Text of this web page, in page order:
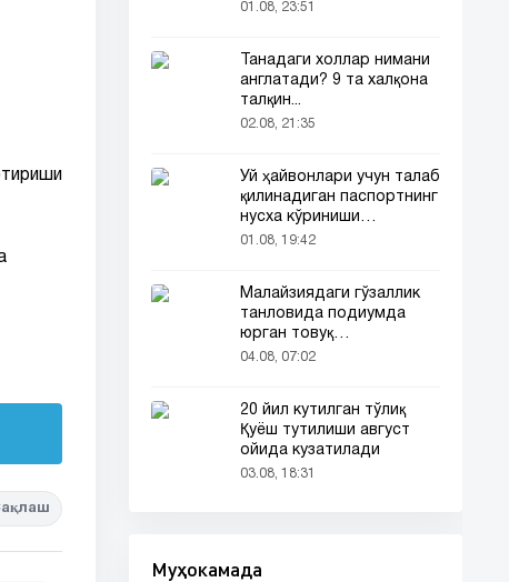
01.08, 23:51
Танадаги холлар нимани
англатади? 9 та халқона
талқин...
02.08, 21:35
Уй ҳайвонлари учун талаб
қилинадиган паспортнинг
нусха кўриниши
тармоқларда тарқалди
01.08, 19:42
Малайзиядаги гўзаллик
танловида подиумда
юрган товуқ
томошабинлар
04.08, 07:02
20 йил кутилган тўлиқ
Қуёш тутилиши август
ойида кузатилади
03.08, 18:31
Муҳокамада